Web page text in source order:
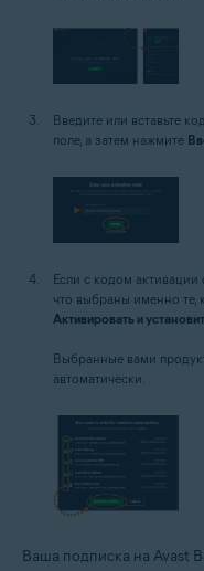
Введите или вставьте
поле, а затем нажмите
Если с кодом активации
что выбраны именно те,
Активировать и
Выбранные вами
автоматически.
Ваша подписка на Avast